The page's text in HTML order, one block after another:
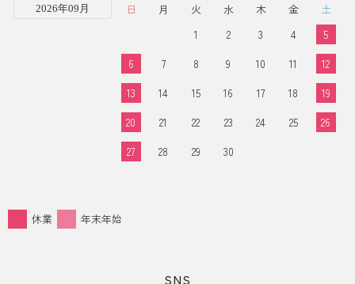
2026年09月 日 月 火 水 木 金
土
1
2 3 4
5
6
7 8 9 10 11
12
13
14 15 16 17 18
19
20
21 22 23 24 25
26
27
28 29 30
休業 年末年始
SNS